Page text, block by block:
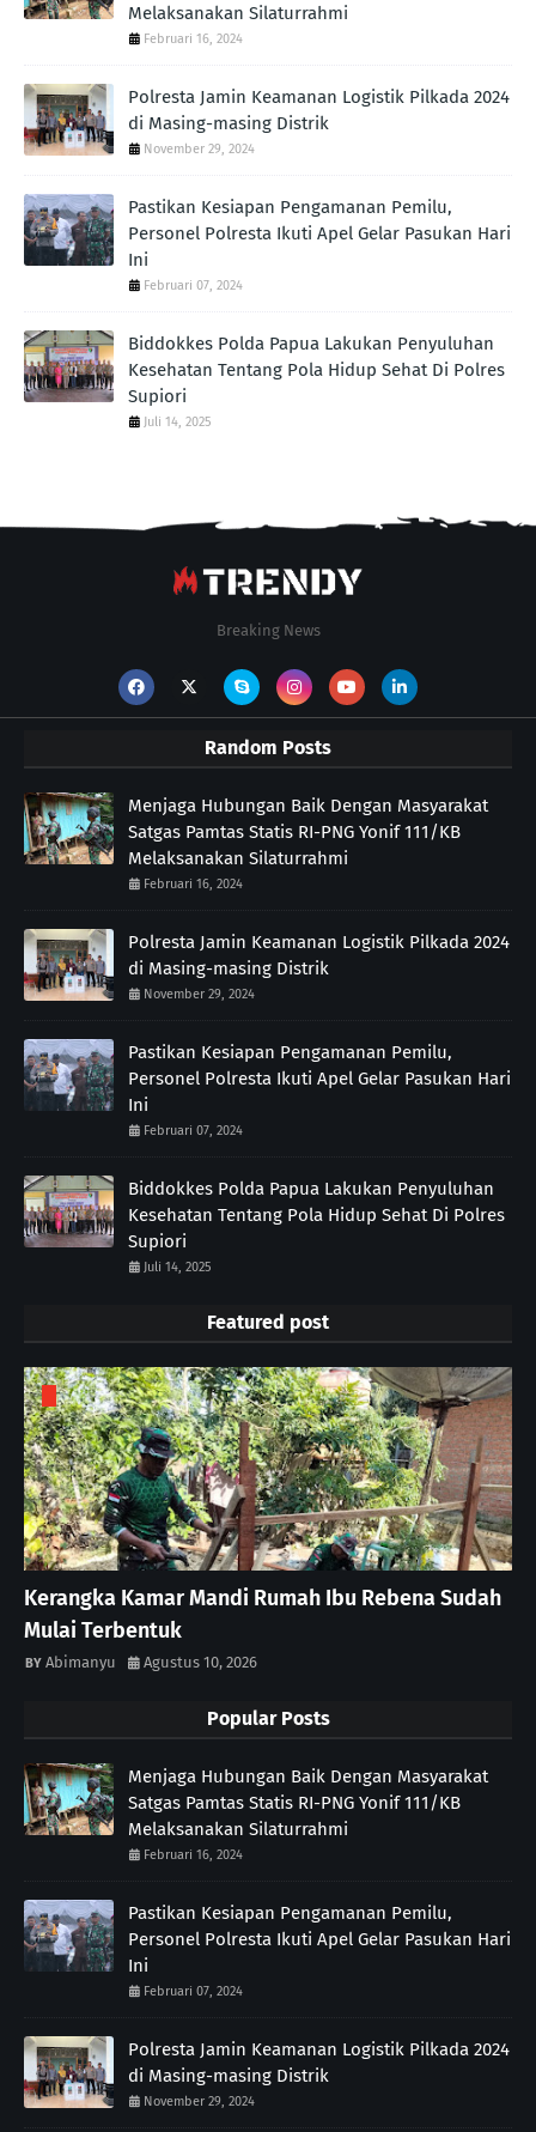
Melaksanakan Silaturrahmi
Februari 16, 2024
Polresta Jamin Keamanan Logistik Pilkada 2024
di Masing-masing Distrik
November 29, 2024
Pastikan Kesiapan Pengamanan Pemilu,
Personel Polresta Ikuti Apel Gelar Pasukan Hari
Ini
Februari 07, 2024
Biddokkes Polda Papua Lakukan Penyuluhan
Kesehatan Tentang Pola Hidup Sehat Di Polres
Supiori
Juli 14, 2025
Breaking News
Random Posts
Menjaga Hubungan Baik Dengan Masyarakat
Satgas Pamtas Statis RI-PNG Yonif 111/KB
Melaksanakan Silaturrahmi
Februari 16, 2024
Polresta Jamin Keamanan Logistik Pilkada 2024
di Masing-masing Distrik
November 29, 2024
Pastikan Kesiapan Pengamanan Pemilu,
Personel Polresta Ikuti Apel Gelar Pasukan Hari
Ini
Februari 07, 2024
Biddokkes Polda Papua Lakukan Penyuluhan
Kesehatan Tentang Pola Hidup Sehat Di Polres
Supiori
Juli 14, 2025
Featured post
Kerangka Kamar Mandi Rumah Ibu Rebena Sudah
Mulai Terbentuk
Abimanyu Agustus 10, 2026
Popular Posts
Menjaga Hubungan Baik Dengan Masyarakat
Satgas Pamtas Statis RI-PNG Yonif 111/KB
Melaksanakan Silaturrahmi
Februari 16, 2024
Pastikan Kesiapan Pengamanan Pemilu,
Personel Polresta Ikuti Apel Gelar Pasukan Hari
Ini
Februari 07, 2024
Polresta Jamin Keamanan Logistik Pilkada 2024
di Masing-masing Distrik
November 29, 2024